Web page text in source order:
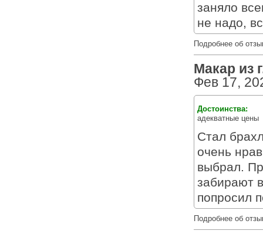
заняло
не надо,
Подробнее об
Макар из
Фев 17,
Достоинства:
адекватные цены
Стал
очень
выбрал.
забирают
попросил
Подробнее об